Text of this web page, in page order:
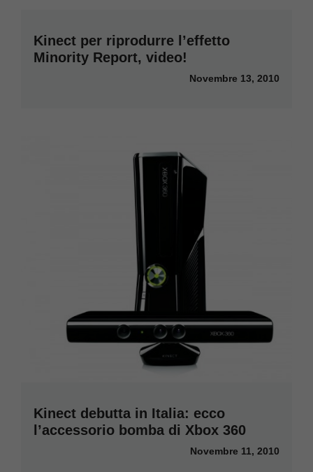
Kinect per riprodurre l’effetto
Minority Report, video!
Novembre 13, 2010
Kinect debutta in Italia: ecco
l’accessorio bomba di Xbox 360
Novembre 11, 2010